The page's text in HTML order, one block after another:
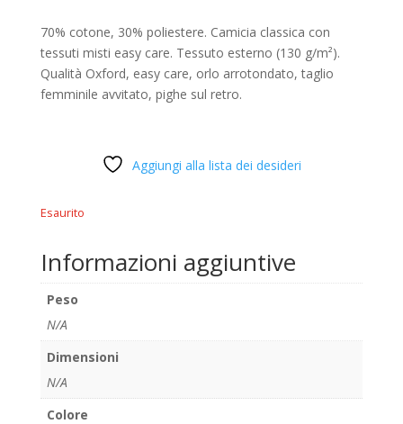
70% cotone, 30% poliestere. Camicia classica con
tessuti misti easy care. Tessuto esterno (130 g/m²).
Qualità Oxford, easy care, orlo arrotondato, taglio
femminile avvitato, pighe sul retro.
Aggiungi alla lista dei desideri
Esaurito
Informazioni aggiuntive
Peso
N/A
Dimensioni
N/A
Colore